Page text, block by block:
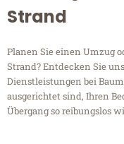
Strand
Planen Sie einen Umzug
Strand? Entdecken Sie
Dienstleistungen bei
ausgerichtet sind, Ihren
Übergang so reibungslos